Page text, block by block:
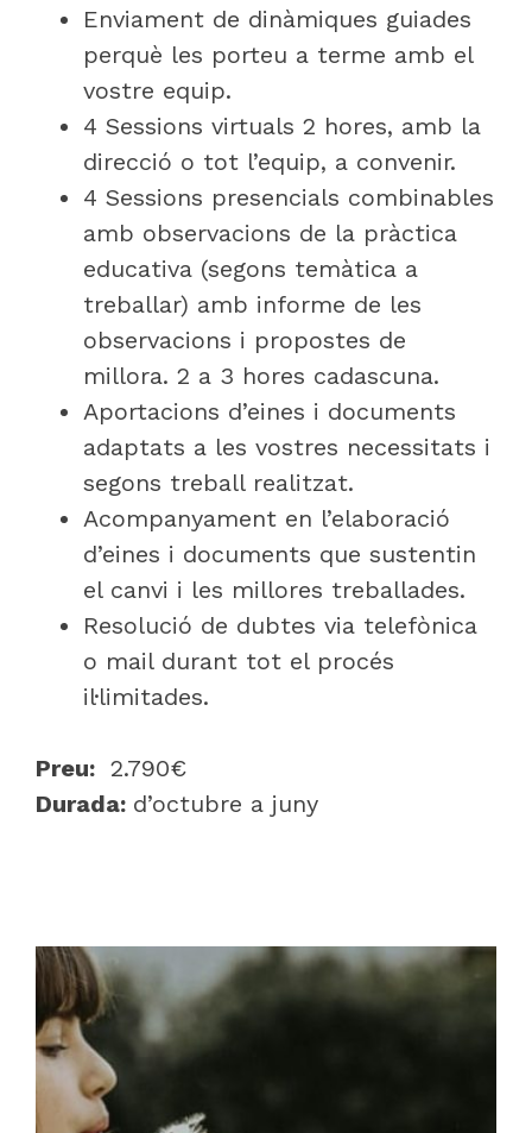
Enviament de dinàmiques guiades
perquè les porteu a terme amb el
vostre equip.
4 Sessions virtuals 2 hores, amb la
direcció o tot l’equip, a convenir.
4 Sessions presencials combinables
amb observacions de la pràctica
educativa (segons temàtica a
treballar) amb informe de les
observacions i propostes de
millora. 2 a 3 hores cadascuna.
Aportacions d’eines i documents
adaptats a les vostres necessitats i
segons treball realitzat.
Acompanyament en l’elaboració
d’eines i documents que sustentin
el canvi i les millores treballades.
Resolució de dubtes via telefònica
o mail durant tot el procés
il·limitades.
Preu: 2.790€
Durada: d’octubre a juny